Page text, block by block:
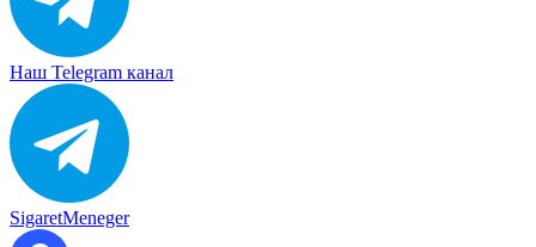
Наш Telegram канал
SigaretMeneger